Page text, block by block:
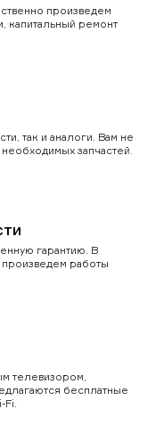
произведем
капитальный ремонт
так и аналоги. Вам не
запчастей.
гарантию. В
работы
телевизором,
бесплатные